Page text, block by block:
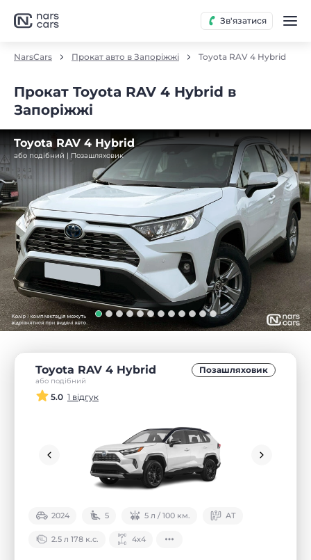
Зв'язатися
NarsCars Прокат авто в Запоріжжі Toyota RAV 4 Hybrid
Прокат Toyota RAV 4 Hybrid в
Запоріжжі
Toyota RAV 4 Hybrid
або подібний | Позашляховик
Toyota RAV 4 Hybrid
або подібний
Позашляховик
5.0 1 відгук
2024 5 5 л / 100 км. АТ
2.5 л 178 к.с. 4х4